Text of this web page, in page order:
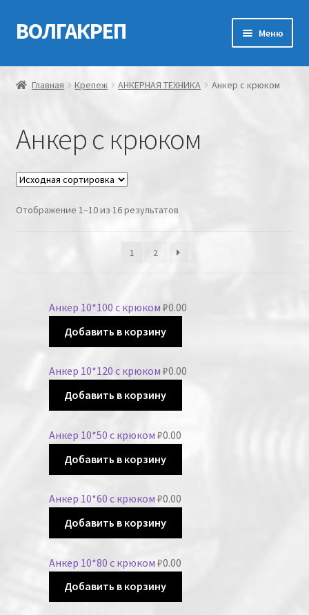
Перейти
к
Перейти
к
ВОЛГАКРЕП Меню
Главная
Мой аккаунт
Оформление заказа
Корзина
Канатно-веревочная продукция
Главная Крепеж АНКЕРНАЯ ТЕХНИКА Анкер с крюком
Анкер с крюком
Отображение 1–10 из 16 результатов
1 2
Анкер 10*100 с крюком ₽0.00
Добавить в корзину
Анкер 10*120 с крюком ₽0.00
Добавить в корзину
Анкер 10*50 с крюком ₽0.00
Добавить в корзину
Анкер 10*60 с крюком ₽0.00
Добавить в корзину
Анкер 10*80 с крюком ₽0.00
Добавить в корзину